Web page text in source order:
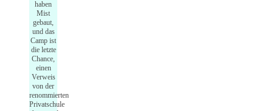
haben
Mist
gebaut,
und das
Camp ist
die letzte
Chance,
einen
Verweis
von der
renommierten
Privatschule